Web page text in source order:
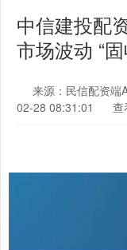
中信建投配
市场波动 “
来源：民信配资端
02-28 08:31:01
查